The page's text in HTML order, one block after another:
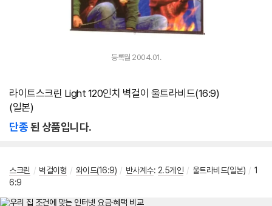
등록월 2004.01.
라이트스크린 Light 120인치 벽걸이 울트라비드(16:9)
(일본)
단종된 상품입니다.
스크린 / 벽걸이형 / 와이드(16:9) / 반사계수: 2.5게인 / 울트라비드(일본) / 1
6:9